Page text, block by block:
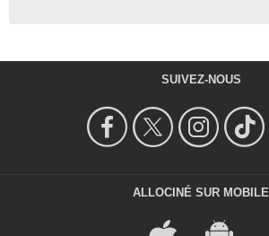
SUIVEZ-NOUS
ALLOCINÉ SUR MOBILE